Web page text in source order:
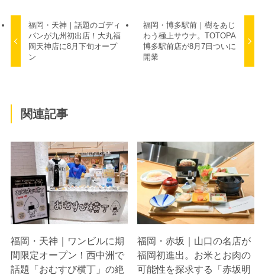
福岡・天神｜話題のゴディ
パンが九州初出店！大丸福
岡天神店に8月下旬オープ
ン
福岡・博多駅前｜樹をあじ
わう極上サウナ。TOTOPA
博多駅前店が8月7日ついに
開業
関連記事
福岡・天神｜ワンビルに期
間限定オープン！西中洲で
話題「おむすび横丁」の絶
福岡・赤坂｜山口の名店が
福岡初進出。お米とお肉の
可能性を探求する「赤坂明